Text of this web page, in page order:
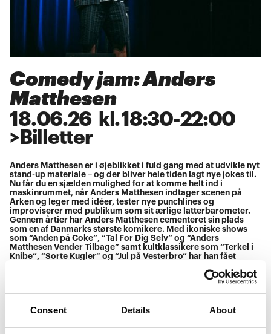
Consent Details About
Comedy jam: Anders
Matthesen
18.06.26 kl.18:30-22:00
> Billetter
Anders Matthesen er i øjeblikket i fuld gang med at udvikle nyt
stand-up materiale – og der bliver hele tiden lagt nye jokes til.
Nu får du en sjælden mulighed for at komme helt ind i
maskinrummet, når Anders Matthesen indtager scenen på
Arken og leger med idéer, tester nye punchlines og
improviserer med publikum som sit ærlige latterbarometer.
Gennem årtier har Anders Matthesen cementeret sin plads
som en af Danmarks største komikere. Med ikoniske shows
som “Anden på Coke”, “Tal For Dig Selv” og “Anders
Matthesen Vender Tilbage” samt kultklassikere som “Terkel i
Knibe”, “Sorte Kugler” og “Jul på Vesterbro” har han fået
Der er ikke tale om et færdigt show, men snarere en levende
spontane indfald. Noget af materialet kan senere finde vej til
dette øjeblik. Det gør aftenen til en unik oplevelse, hvor du får